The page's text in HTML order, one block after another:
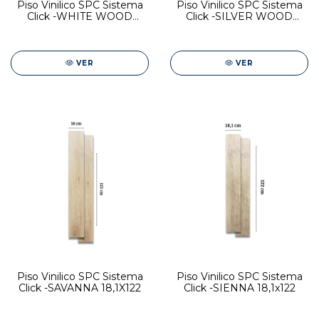
Piso Vinilico SPC Sistema
Click -WHITE WOOD
VER
Piso Vinilico SPC Sistema
Click -SILVER WOOD
VER
Piso Vinilico SPC Sistema
Click -SAVANNA 18,1X122
Piso Vinilico SPC Sistema
Click -SIENNA 18,1x122